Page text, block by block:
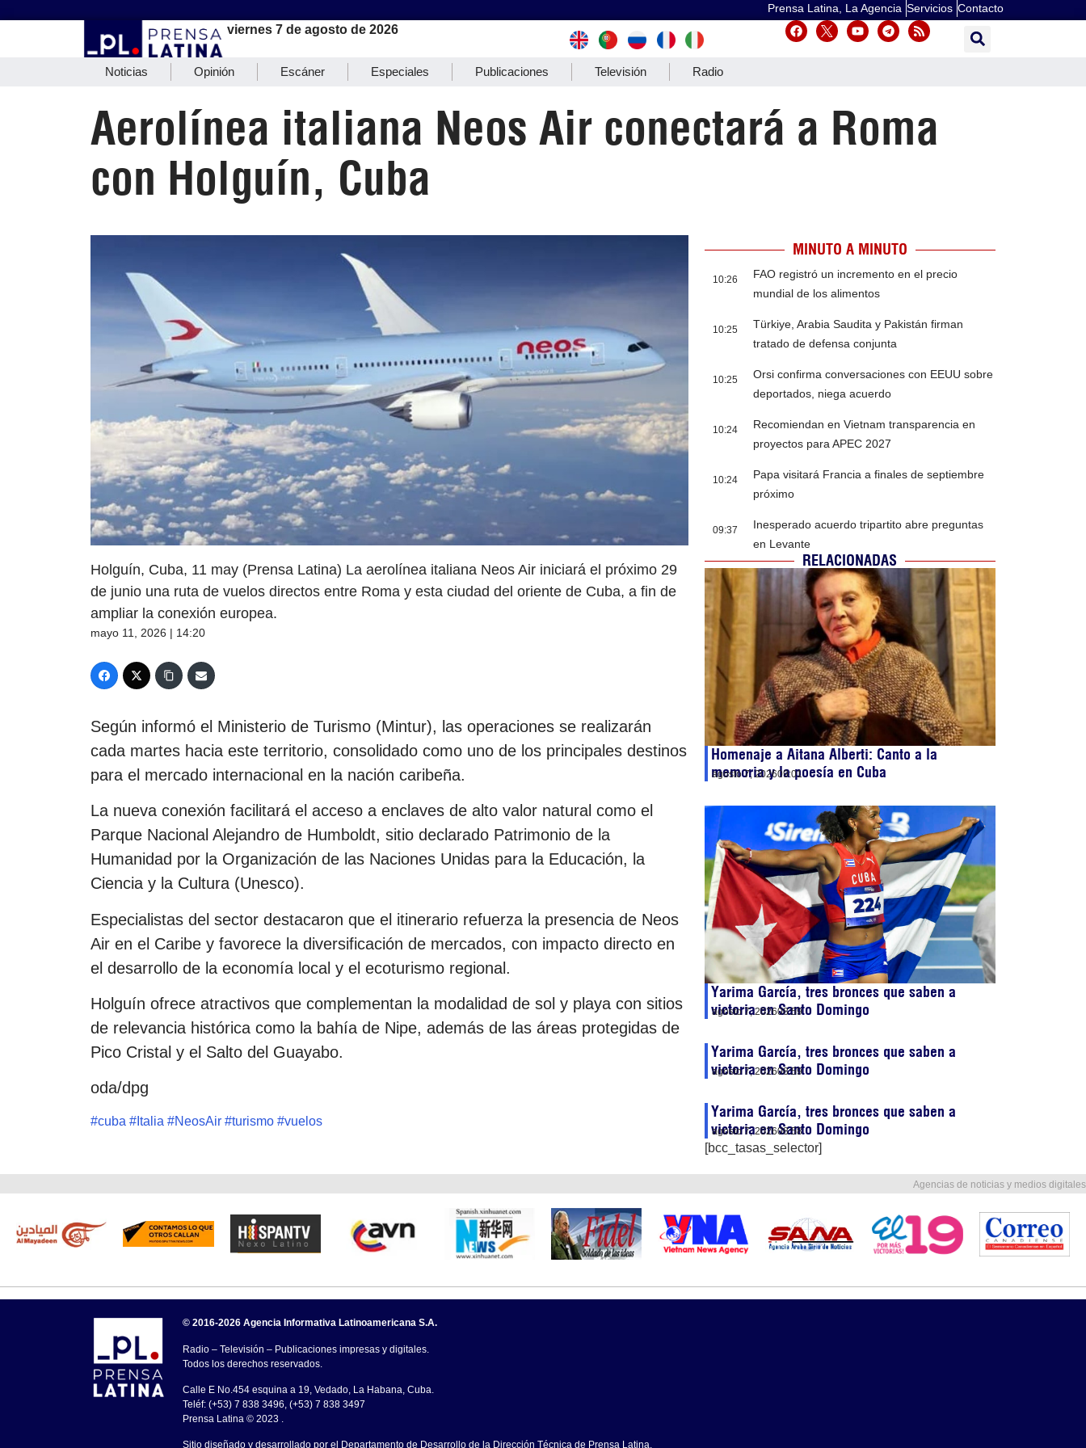
Prensa Latina, La Agencia Servicios Contacto
viernes 7 de agosto de 2026
Noticias Opinión Escáner Especiales Publicaciones Televisión Radio
Aerolínea italiana Neos Air conectará a Roma
con Holguín, Cuba
Holguín, Cuba, 11 may (Prensa Latina) La aerolínea italiana Neos Air iniciará el próximo 29
de junio una ruta de vuelos directos entre Roma y esta ciudad del oriente de Cuba, a fin de
ampliar la conexión europea.
mayo 11, 2026 | 14:20
Según informó el Ministerio de Turismo (Mintur), las operaciones se realizarán
cada martes hacia este territorio, consolidado como uno de los principales destinos
para el mercado internacional en la nación caribeña.
La nueva conexión facilitará el acceso a enclaves de alto valor natural como el
Parque Nacional Alejandro de Humboldt, sitio declarado Patrimonio de la
Humanidad por la Organización de las Naciones Unidas para la Educación, la
Ciencia y la Cultura (Unesco).
Especialistas del sector destacaron que el itinerario refuerza la presencia de Neos
Air en el Caribe y favorece la diversificación de mercados, con impacto directo en
el desarrollo de la economía local y el ecoturismo regional.
Holguín ofrece atractivos que complementan la modalidad de sol y playa con sitios
de relevancia histórica como la bahía de Nipe, además de las áreas protegidas de
Pico Cristal y el Salto del Guayabo.
oda/dpg
#cuba # Italia #NeosAir #turismo #vuelos
MINUTO A MINUTO
10:26
FAO registró un incremento en el precio
mundial de los alimentos
10:25
Türkiye, Arabia Saudita y Pakistán firman
tratado de defensa conjunta
10:25
Orsi confirma conversaciones con EEUU sobre
deportados, niega acuerdo
10:24
Recomiendan en Vietnam transparencia en
proyectos para APEC 2027
10:24
Papa visitará Francia a finales de septiembre
próximo
09:37
Inesperado acuerdo tripartito abre preguntas
en Levante
RELACIONADAS
Homenaje a Aitana Alberti: Canto a la
memoria y la poesía en Cuba
agosto 7, 202609:01
Yarima García, tres bronces que saben a
victoria en Santo Domingo
agosto 7, 202608:59
Yarima García, tres bronces que saben a
victoria en Santo Domingo
agosto 7, 202608:59
Yarima García, tres bronces que saben a
victoria en Santo Domingo
agosto 7, 202608:58
[bcc_tasas_selector]
Agencias de noticias y medios digitales
© 2016-2026 Agencia Informativa Latinoamericana S.A.
Radio – Televisión – Publicaciones impresas y digitales.
Todos los derechos reservados.
Calle E No.454 esquina a 19, Vedado, La Habana, Cuba.
Teléf: (+53) 7 838 3496, (+53) 7 838 3497
Prensa Latina © 2023 .
Sitio diseñado y desarrollado por el Departamento de Desarrollo de la Dirección Técnica de Prensa Latina.